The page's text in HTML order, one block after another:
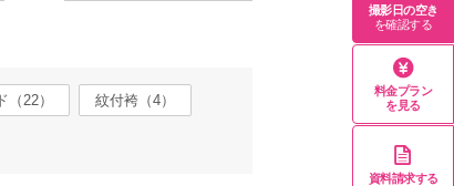
（22） 紋付袴（4）
撮影日の空き
を確認する
料金プラン
を見る
資料請求する